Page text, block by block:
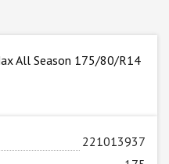
All Season 175/80/R14
221013937